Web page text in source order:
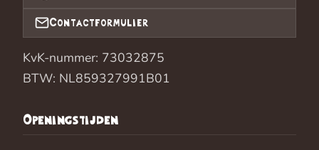
Contactformulier
KvK-nummer: 73032875
BTW: NL859327991B01
Openingstijden